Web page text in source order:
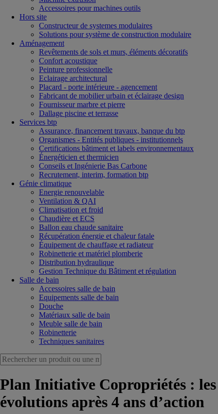
Accessoires pour machines outils
Hors site
Constructeur de systemes modulaires
Solutions pour système de construction modulaire
Aménagement
Revêtements de sols et murs, éléments décoratifs
Confort acoustique
Peinture professionnelle
Eclairage architectural
Placard - porte intérieure - agencement
Fabricant de mobilier urbain et éclairage design
Fournisseur marbre et pierre
Dallage piscine et terrasse
Services btp
Assurance, financement travaux, banque du btp
Organismes - Entités publiques - institutionnels
Certifications bâtiment et labels environnementaux
Énergéticien et thermicien
Conseils et Ingénierie Bas Carbone
Recrutement, interim, formation btp
Génie climatique
Energie renouvelable
Ventilation & QAI
Climatisation et froid
Chaudière et ECS
Ballon eau chaude sanitaire
Récupération énergie et chaleur fatale
Équipement de chauffage et radiateur
Robinetterie et matériel plomberie
Distribution hydraulique
Gestion Technique du Bâtiment et régulation
Salle de bain
Accessoires salle de bain
Equipements salle de bain
Douche
Matériaux salle de bain
Meuble salle de bain
Robinetterie
Techniques sanitaires
Plan Initiative Copropriétés : les
évolutions après 4 ans d’action